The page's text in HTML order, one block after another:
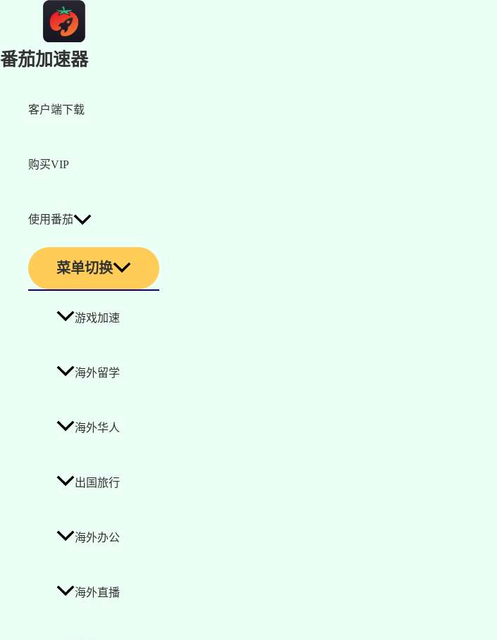
番茄加速器
客户端下载
购买VIP
使用番茄
菜单切换
游戏加速
海外留学
海外华人
出国旅行
海外办公
海外直播